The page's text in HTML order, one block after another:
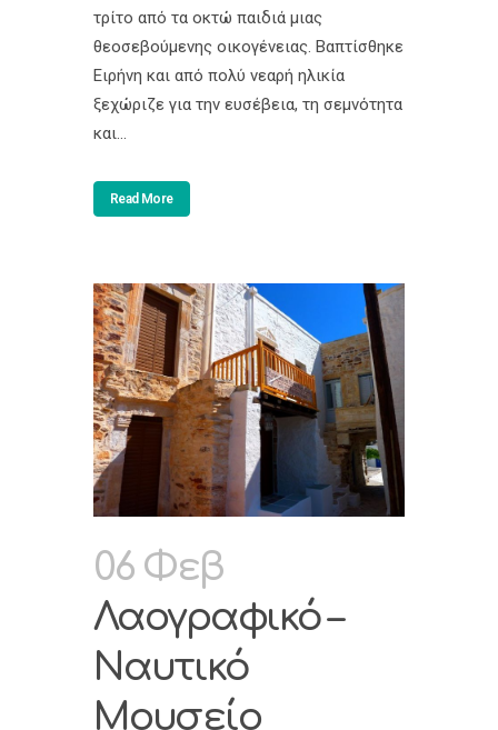
τρίτο από τα οκτώ παιδιά μιας
θεοσεβούμενης οικογένειας. Βαπτίσθηκε
Ειρήνη και από πολύ νεαρή ηλικία
ξεχώριζε για την ευσέβεια, τη σεμνότητα
και...
Read More
06 Φεβ
Λαογραφικό –
Ναυτικό
Μουσείο